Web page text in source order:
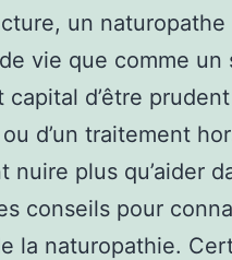
un
vie que comme
capital d’être
d’un traitement
nuire plus qu’aider
conseils pour
la naturopathie.